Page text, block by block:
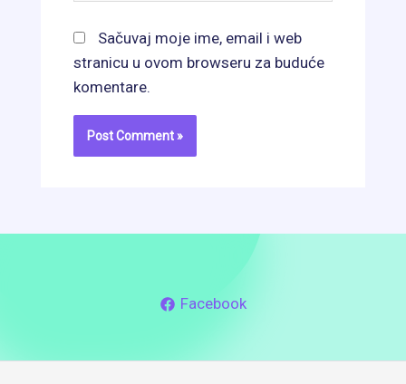
Sačuvaj moje ime, email i web
stranicu u ovom browseru za buduće
komentare.
Facebook